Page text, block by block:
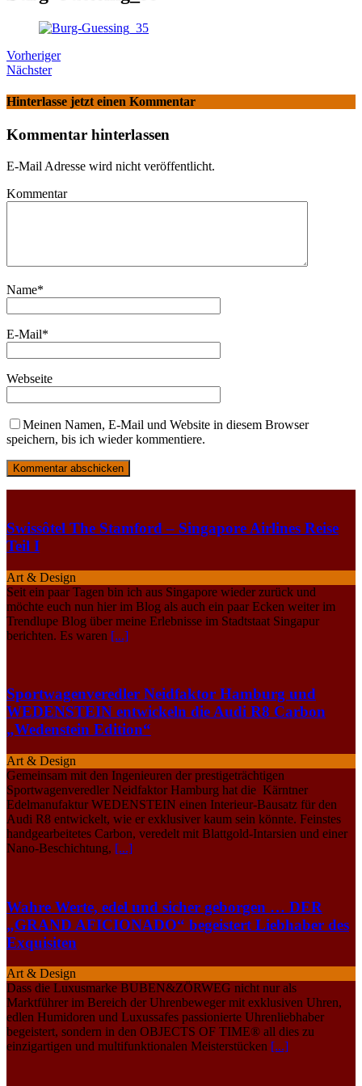
Vorheriger
Nächster
Hinterlasse jetzt einen Kommentar
Kommentar hinterlassen
E-Mail Adresse wird nicht veröffentlicht.
Kommentar
Name*
E-Mail*
Webseite
Meinen Namen, E-Mail und Website in diesem Browser
speichern, bis ich wieder kommentiere.
Swissôtel The Stamford – Singapore Airlines Reise
Teil I
Art & Design
Seit ein paar Tagen bin ich aus Singapore wieder zurück und
möchte euch nun hier im Blog als auch ein paar Ecken weiter im
Trendlupe Blog über meine Erlebnisse im Stadtstaat Singapur
berichten. Es waren [...]
Sportwagenveredler Neidfaktor Hamburg und
WEDENSTEIN entwickeln die Audi R8 Carbon
„Wedenstein Edition“
Art & Design
Gemeinsam mit den Ingenieuren der prestigeträchtigen
Sportwagenveredler Neidfaktor Hamburg hat die Kärntner
Edelmanufaktur WEDENSTEIN einen Interieur-Bausatz für den
Audi R8 entwickelt, wie er exklusiver kaum sein könnte. Feinstes
handgearbeitetes Carbon, veredelt mit Blattgold-Intarsien und einer
Nano-Beschichtung, [...]
Wahre Werte, edel und sicher geborgen … DER
„GRAND AFICIONADO“ begeistert Liebhaber des
Exquisiten
Art & Design
Dass die Luxusmarke BUBEN&ZÖRWEG nicht nur als
Marktführer im Bereich der Uhrenbeweger mit exklusiven Uhren,
edlen Humidoren und Luxussafes passionierte Uhrenliebhaber
begeistert, sondern in den OBJECTS OF TIME® all dies zu
einzigartigen und multifunktionalen Meisterstücken [...]